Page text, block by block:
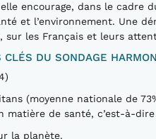
encourage, dans le cadre
et l’environnement. Une
sur les Français et leurs
CLÉS DU SONDAGE
(moyenne nationale de
matière de santé, c’est-à-
la planète.